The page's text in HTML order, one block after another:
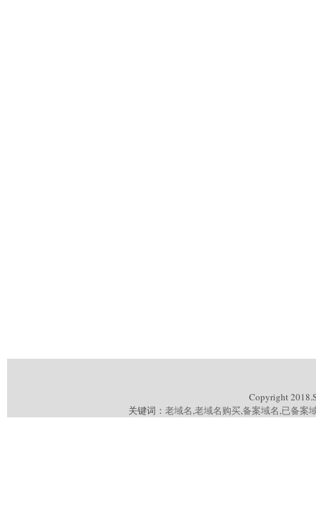
Copyright
关键词： 老域名,老域名购买,备案域名,已备案